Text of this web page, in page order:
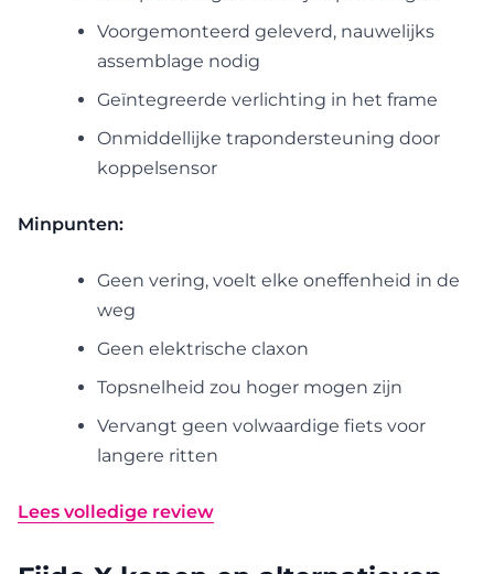
Voorgemonteerd geleverd, nauwelijks
assemblage nodig
Geïntegreerde verlichting in het frame
Onmiddellijke trapondersteuning door
koppelsensor
Minpunten:
Geen vering, voelt elke oneffenheid in de
weg
Geen elektrische claxon
Topsnelheid zou hoger mogen zijn
Vervangt geen volwaardige fiets voor
langere ritten
Lees volledige review